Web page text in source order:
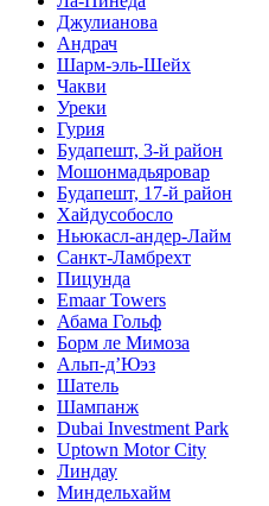
Джулианова
Андрач
Шарм-эль-Шейх
Чакви
Уреки
Гурия
Будапешт, 3-й район
Мошонмадьяровар
Будапешт, 17-й район
Хайдусобосло
Ньюкасл-андер-Лайм
Санкт-Ламбрехт
Пицунда
Emaar Towers
Абама Гольф
Борм ле Мимоза
Альп-д’Юэз
Шатель
Шампанж
Dubai Investment Park
Uptown Motor City
Линдау
Миндельхайм